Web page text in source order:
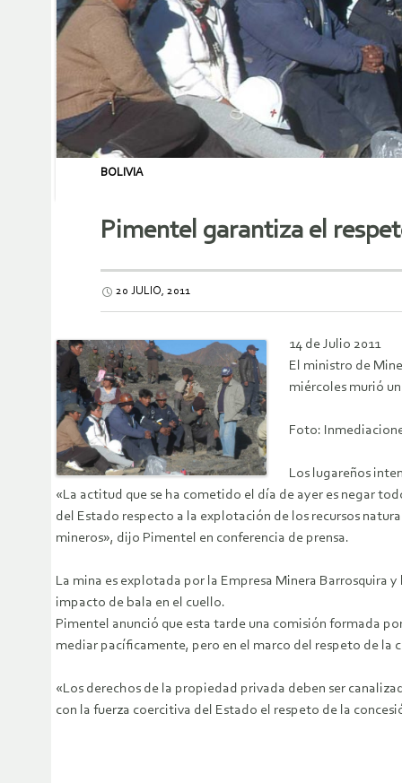
BOLIVIA
Pimentel garantiza el
20 JULIO, 2011
14 de Julio 2011
El ministro de
miércoles murió
Foto:
Los lugareños
«La actitud que se ha cometido el día de ayer es negar
del Estado respecto a la explotación de los recursos
mineros», dijo Pimentel en conferencia de prensa.
La mina es explotada por la Empresa Minera Barrosquira
impacto de bala en el cuello.
Pimentel anunció que esta tarde una comisión formada
mediar pacíficamente, pero en el marco del respeto de la
«Los derechos de la propiedad privada deben ser
con la fuerza coercitiva del Estado el respeto de la